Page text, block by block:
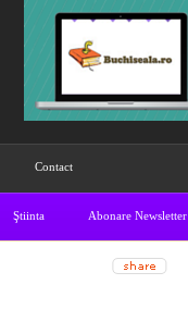
Contact
Ştiinta Abonare Newsletter